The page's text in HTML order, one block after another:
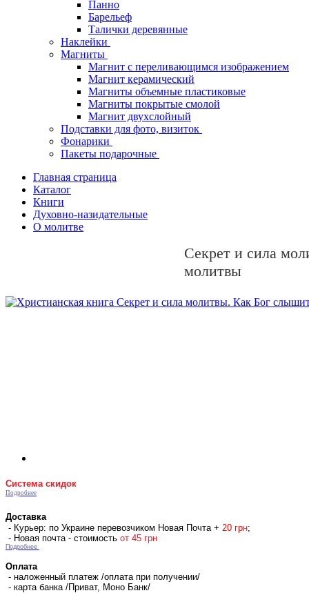
Панно
Барельеф
Талички деревянные
Наклейки
Магниты
Магнит с переливающимся изображением
Магнит керамический
Магниты объемные пластиковые
Магниты покрытые смолой
Магнит двухслойный
Подставки для фото, визиток
Фонарики
Пакеты подарочные
Главная страница
Каталог
Книги
Духовно-назидательные
О молитве
Секрет и сила
молитвы
Система скидок
Подробнее
Доставка
- Курьер: по Украине перевозчиком Новая Почта + 20 грн;
- Новая почта - стоимость от 45 грн
Подробнее
Оплата
- наложенный платеж /оплата при получении/
- карта банка /Приват, Моно Банк/